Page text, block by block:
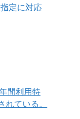
定に対応
間利用特
ている。